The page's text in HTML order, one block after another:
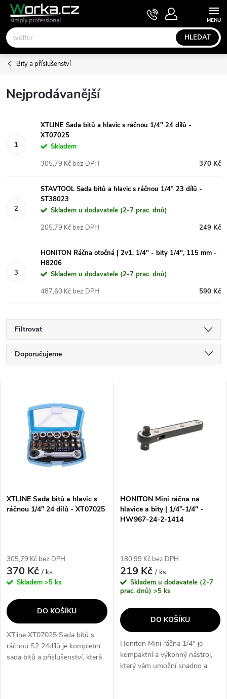
Přejít
obsah
HLEDAT
NÁKUPNÍ
KOŠÍK
Bity a příslušenství
Nejprodávanější
XTLINE Sada bitů a hlavic s ráčnou 1/4" 24 dílů -
XT07025
Skladem
370 Kč
305,79 Kč bez DPH
STAVTOOL Sada bitů a hlavic s ráčnou 1/4” 23 dílů -
ST38023
Skladem u dodavatele (2-7 prac. dnů)
249 Kč
205,79 Kč bez DPH
HONITON Ráčna otočná | 2v1, 1/4" - bity 1/4", 115 mm -
H8206
Skladem u dodavatele (2-7 prac. dnů)
590 Kč
487,60 Kč bez DPH
Filtrovat
Ř
a
p
o
d
u
k
t
ů
Doporučujeme
Nejprodávanější
Abecedně
s
p
o
d
u
k
t
XTLINE Sada bitů a hlavic s
ráčnou 1/4" 24 dílů - XT07025
305,79 Kč bez DPH
370 Kč/ ks
Skladem >5 ks
DO KOŠÍKU
XTline XT07025 Sada bitů s
ráčnou S2 24dílů je kompletní
sada bitů a příslušenství, která
a hmoždinkami. Obsahuje
HONITON Mini ráčna na
hlavice a bity | 1/4”-1/4" -
HW967-24-2-1414
180,99 Kč bez DPH
219 Kč/ ks
Skladem u dodavatele (2-7
prac. dnů) >5 ks
DO KOŠÍKU
Honiton Mini ráčna 1/4" je
kompaktní a výkonný nástroj,
který vám umožní snadno a
rychle utahovat a povolovat